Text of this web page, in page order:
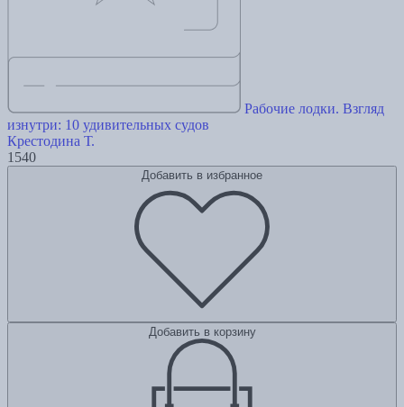
Рабочие лодки. Взгляд
изнутри: 10 удивительных судов
Крестодина Т.
1540
Добавить в избранное
Добавить в корзину